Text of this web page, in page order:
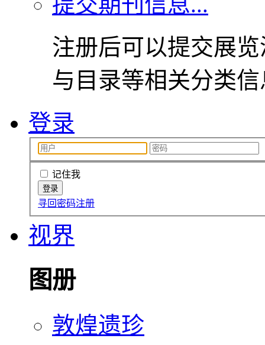
注册后可以提交展
与目录等相关分类
登录
记住我
寻回密码注册
视界
图册
敦煌遗珍